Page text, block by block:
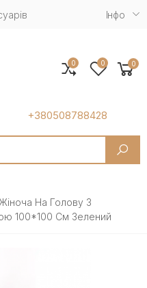
Iнфо
+380508788428
0 0 0
На Голову З
100*100 См Зелений